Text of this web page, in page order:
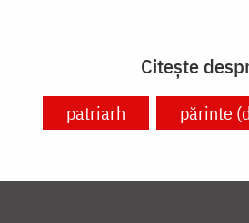
Citește
patriarh părinte